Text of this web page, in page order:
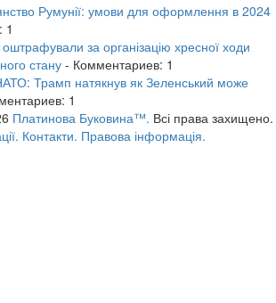
Румунії: умови для оформлення в 2024
1
оштрафували за організацію хресної ходи
стану - Комментариев: 1
Трамп натякнув як Зеленський може
1
Платинова Буковина™. Всі права захищено.
Контакти. Правова інформація.